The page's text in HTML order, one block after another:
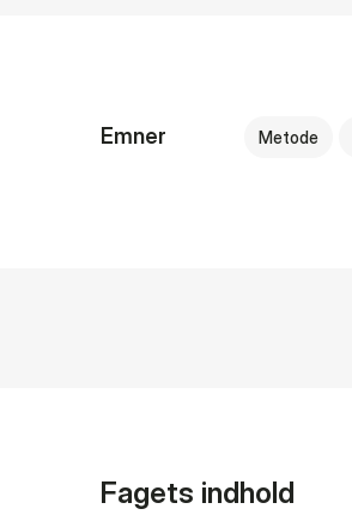
Emner Metode
Fagets indhold